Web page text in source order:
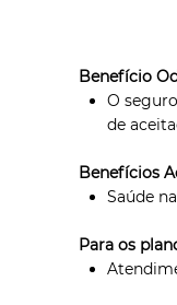
Benefício
O
de
Benefícios
Saúde
Para os